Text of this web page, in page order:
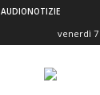
AUDIONOTIZIE
venerdì 7